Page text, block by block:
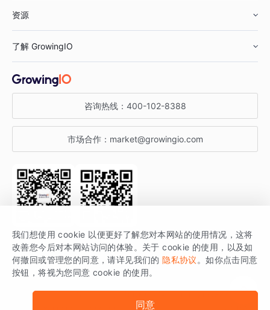
鞋服行业
汽车行业
金融行业
智能运营
获客分析
资源
增长公开课
增长博客
开发者文档
SDK 文档
场景指南
了解 GrowingIO
关于 GrowingIO
增长大会
行业活动
咨询热线： 400-102-8388
市场合作： market@growingio.com
关注公众号 获取更多干货
GrowingIO 是专注于数据智能分析与增长的品牌，核心平台为 GrowingIO
分析云。
版权所有 © 北京易数科技有限公司
我们想使用 cookie 以便更好了解您对本网站的使用情况，这将
改善您今后对本网站访问的体验。关于 cookie 的使用，以及如
何撤回或管理您的同意，请详见我们的 隐私协议 。如你点击同意
按钮，将视为您同意 cookie 的使用。
同意